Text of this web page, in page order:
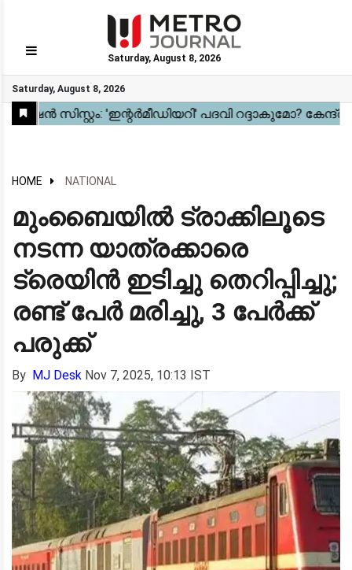
Saturday, August 8, 2026
Saturday, August 8, 2026
GO
Home
Kerala
National
Gulf
World
Sports
Movies
Health
Automobile
Travel
Education
Novel
Business
Technology
Webstory
HOME NATIONAL
മുംബൈയിൽ ട്രാക്കിലൂടെ
നടന്ന യാത്രക്കാരെ
ട്രെയിൻ ഇടിച്ചു തെറിപ്പിച്ചു;
രണ്ട് പേർ മരിച്ചു, 3 പേർക്ക്
പരുക്ക്
By MJ Desk Nov 7, 2025, 10:13 IST